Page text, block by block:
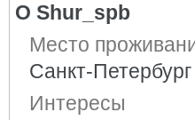
О Shur_spb
Место
Санкт-Петербург
Интересы